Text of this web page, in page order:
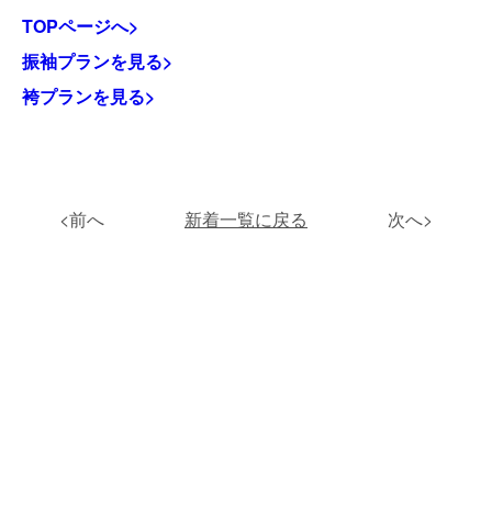
TOPページへ>
振袖プランを見る>
袴プランを見る>
<前へ 新着一覧に戻る 次へ>